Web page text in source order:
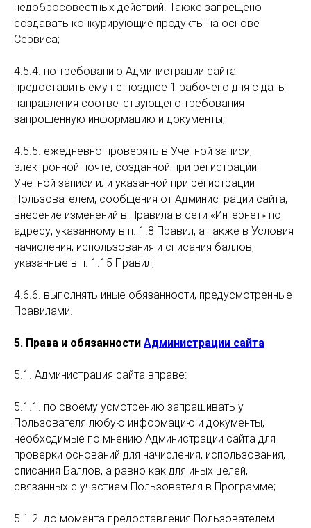
недобросовестных действий. Также запрещено
создавать конкурирующие продукты на основе
Сервиса;
4.5.4. по требованию Администрации сайта
предоставить ему не позднее 1 рабочего дня с даты
направления соответствующего требования
запрошенную информацию и документы;
4.5.5. ежедневно проверять в Учетной записи,
электронной почте, созданной при регистрации
Учетной записи или указанной при регистрации
Пользователем, сообщения от Администрации сайта,
внесение изменений в Правила в сети «Интернет» по
адресу, указанному в п. 1.8 Правил, а также в Условия
начисления, использования и списания баллов,
указанные в п. 1.15 Правил;
4.6.6. выполнять иные обязанности, предусмотренные
Правилами.
5. Права и обязанности Администрации сайта
5.1. Администрация сайта вправе:
5.1.1. по своему усмотрению запрашивать у
Пользователя любую информацию и документы,
необходимые по мнению Администрации сайта для
проверки оснований для начисления, использования,
списания Баллов, а равно как для иных целей,
связанных с участием Пользователя в Программе;
5.1.2. до момента предоставления Пользователем